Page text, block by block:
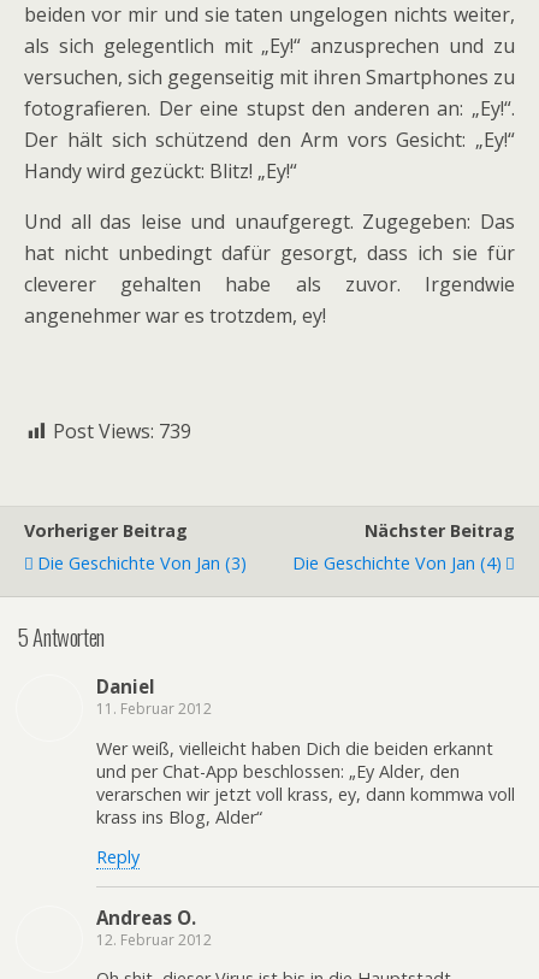
beiden vor mir und sie taten ungelogen nichts weiter,
als sich gelegentlich mit „Ey!“ anzusprechen und zu
versuchen, sich gegenseitig mit ihren Smartphones zu
fotografieren. Der eine stupst den anderen an: „Ey!“.
Der hält sich schützend den Arm vors Gesicht: „Ey!“
Handy wird gezückt: Blitz! „Ey!“
Und all das leise und unaufgeregt. Zugegeben: Das
hat nicht unbedingt dafür gesorgt, dass ich sie für
cleverer gehalten habe als zuvor. Irgendwie
angenehmer war es trotzdem, ey!
Post Views: 739
Vorheriger Beitrag
Die Geschichte Von Jan (3)
Nächster Beitrag
Die Geschichte Von Jan (4)
5 Antworten
Daniel
11. Februar 2012
Wer weiß, vielleicht haben Dich die beiden erkannt
und per Chat-App beschlossen: „Ey Alder, den
verarschen wir jetzt voll krass, ey, dann kommwa voll
krass ins Blog, Alder“
Reply
Andreas O.
12. Februar 2012